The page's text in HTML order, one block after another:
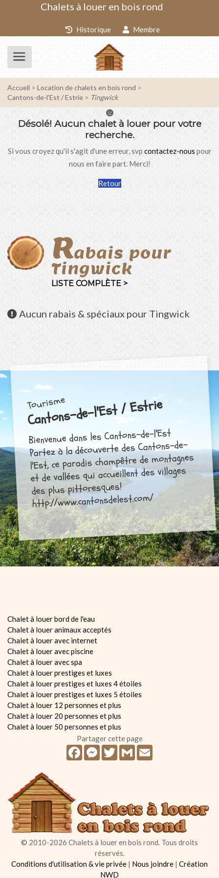
Chalets à louer en bois rond
Historique Membre
Accueil
Location de chalets en bois rond
Cantons-de-l'Est / Estrie
Tingwick
Désolé!Aucun chalet à louer pour votre
recherche.
Si vous croyez qu'il s'agit d'une erreur, svpcontactez-nouspour
nous en faire part. Merci!
Retour
Rabais pour
Tingwick
LISTE COMPLÈTE >
Aucunrabais & spéciaux pour Tingwick
Tourisme
Cantons-de-l'Est / Estrie
Bienvenue dans les Cantons-de-l'Est
Partez à la découverte des Cantons-de-
l'Est, ce paradis champêtre de montagnes
et de vallées qui accueillent des villages
des plus pittoresques!
http://www.cantonsdelest.com/
Chalet à louer bord de l'eau
Chalet à louer animaux acceptés
Chalet à louer avec internet
Chalet à louer avec piscine
Chalet à louer avec spa
Chalet à louer prestiges et luxes
Chalet à louer prestiges et luxes 4 étoiles
Chalet à louer prestiges et luxes 5 étoiles
Chalet à louer 12 personnes et plus
Chalet à louer 20 personnes et plus
Chalet à louer 50 personnes et plus
Partager cette page
FacebookMessenger
TwitterGmail
© 2010-2026 Chalets à louer en bois rond. Tous droits
réservés.
Conditions d'utilisation & vie privée | Nous joindre | Création
NWD